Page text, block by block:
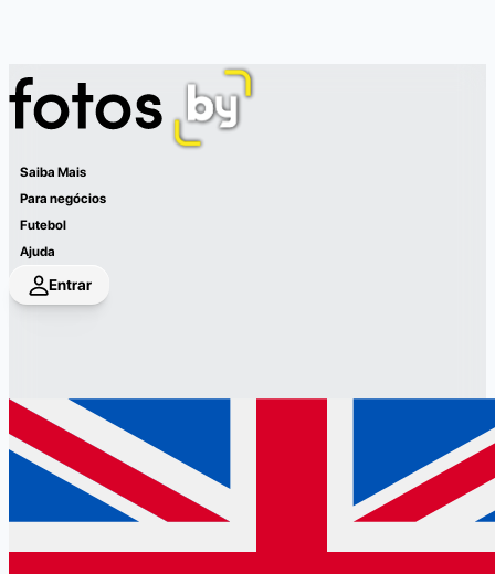
Saiba Mais
Para negócios
Futebol
Ajuda
Entrar